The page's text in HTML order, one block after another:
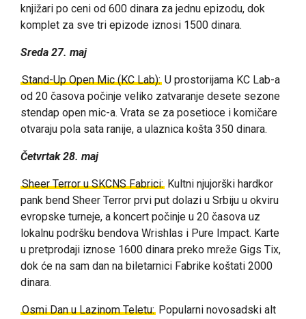
knjižari po ceni od 600 dinara za jednu epizodu, dok
komplet za sve tri epizode iznosi 1500 dinara.
Sreda 27. maj
Stand-Up Open Mic (KC Lab): U prostorijama KC Lab-a
od 20 časova počinje veliko zatvaranje desete sezone
stendap open mic-a. Vrata se za posetioce i komičare
otvaraju pola sata ranije, a ulaznica košta 350 dinara.
Četvrtak 28. maj
Sheer Terror u SKCNS Fabrici: Kultni njujorški hardkor
pank bend Sheer Terror prvi put dolazi u Srbiju u okviru
evropske turneje, a koncert počinje u 20 časova uz
lokalnu podršku bendova Wrishlas i Pure Impact. Karte
u pretprodaji iznose 1600 dinara preko mreže Gigs Tix,
dok će na sam dan na biletarnici Fabrike koštati 2000
dinara.
Osmi Dan u Lazinom Teletu: Popularni novosadski alt